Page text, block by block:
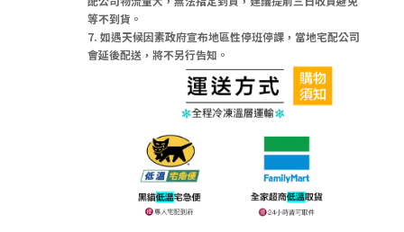
等不到貨。
7. 如遇天候因素政府宣布地區性停班停課，當地宅配公司
會延後配送，將不另行告知。